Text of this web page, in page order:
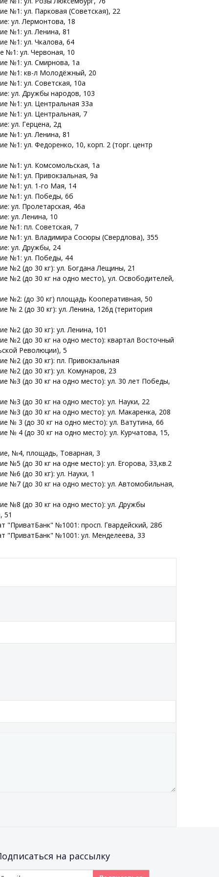
№1: ул. Парковая (Советская), 22
ул. Лермонтова, 18
№1: ул. Ленина, 81
№1: ул. Чкалова, 64
№1: ул. Червоная, 10
№1: ул. Смирнова, 1а
№1: кв-л Молодёжный, 20
№1: ул. Советская, 10а
ул. Дружбы народов, 103
№1: ул. Центральная 33а
№1: ул. Центральная, 7
ул. Герцена, 2д
№1: ул. Ленина, 81
№1: ул. Федоренко, 10, корп. 2 (торг. центр
№1: ул. Комсомольская, 1а
№1: ул. Привокзальная, 9а
№1: ул. 1-го Мая, 14
№1: ул. Победы, 6б
ул. Пролетарская, 46а
ул. Ленина, 10
№1: пл. Советская, 7
№1: ул. Владимира Сосюры (Свердлова), 355
ул. Дружбы, 24
№1: ул. Победы, 44
№2 (до 30 кг): ул. Богдана Лещины, 21
№2 (до 30 кг на одно место), ул. Освободителей,
№2: (до 30 кг) площадь Кооперативная, 50
№ 2 (до 30 кг): ул. Ленина, 126д (територия
№2 (до 30 кг): ул. Ленина, 101
№2 (до 30 кг на одно место): квартал Восточный
Революции), 5
№2 (до 30 кг): пл. Привокзальная
№2 (до 30 кг): ул. Комунаров, 23
№3 (до 30 кг на одно место): ул. 30 лет Победы,
№3 (до 30 кг на одно место): ул. Науки, 22
№3 (до 30 кг на одно место): ул. Макаренка, 208
№ 3 (до 30 кг на одно место): ул. Ватутина, 66
№ 4 (до 30 кг на одно место): ул. Курчатова, 15,
№4, площадь, Товарная, 3
№5 (до 30 кг на одне место): ул. Егорова, 33,кв.2
№6 (до 30 кг): ул. Науки, 1
№7 (до 30 кг на одно место): ул. Автомобильная,
№8 (до 30 кг на одно место): ул. Дружбы
51
"ПриватБанк" №1001: просп. Гвардейский, 28б
"ПриватБанк" №1001: ул. Менделеева, 33
на рассылку